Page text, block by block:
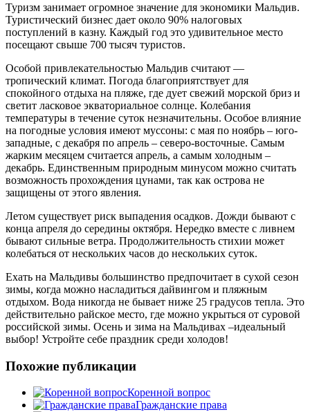
Туризм занимает огромное значение для экономики Мальдив.
Туристический бизнес дает около 90% налоговых
поступлений в казну. Каждый год это удивительное место
посещают свыше 700 тысяч туристов.
Особой привлекательностью Мальдив считают —
тропический климат. Погода благоприятствует для
спокойного отдыха на пляже, где дует свежий морской бриз и
светит ласковое экваториальное солнце. Колебания
температуры в течение суток незначительны. Особое влияние
на погодные условия имеют муссоны: с мая по ноябрь – юго-
западные, с декабря по апрель – северо-восточные. Самым
жарким месяцем считается апрель, а самым холодным –
декабрь. Единственным природным минусом можно считать
возможность прохождения цунами, так как острова не
защищены от этого явления.
Летом существует риск выпадения осадков. Дожди бывают с
конца апреля до середины октября. Нередко вместе с ливнем
бывают сильные ветра. Продолжительность стихии может
колебаться от нескольких часов до нескольких суток.
Ехать на Мальдивы большинство предпочитает в сухой сезон
зимы, когда можно насладиться дайвингом и пляжным
отдыхом. Вода никогда не бывает ниже 25 градусов тепла. Это
действительно райское место, где можно укрыться от суровой
российской зимы. Осень и зима на Мальдивах –идеальный
выбор! Устройте себе праздник среди холодов!
Похожие публикации
Коренной вопрос
Гражданские права